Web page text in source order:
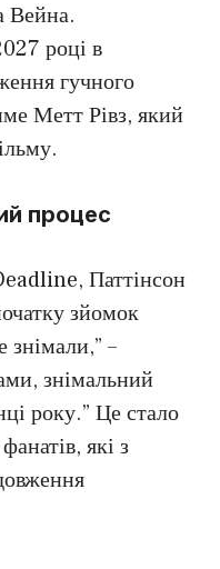
Вейна.
році в
гучного
Метт Рівз, який
процес
Паттінсон
зйомок
–
знімальний
року.” Це стало
які з